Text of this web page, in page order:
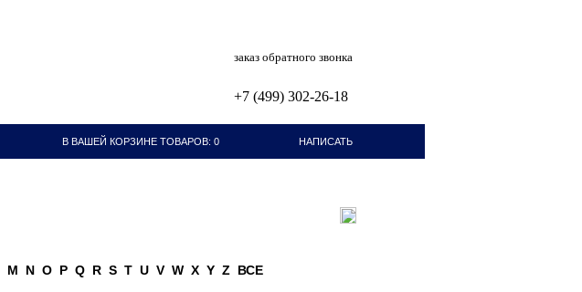
заказ обратного звонка
+7 (499) 302-26-18
В ВАШЕЙ КОРЗИНЕ ТОВАРОВ: 0 НАПИСАТЬ
M N O P Q R S T U V W X Y Z ВСЕ